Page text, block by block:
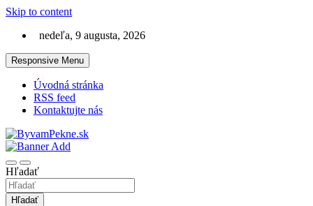
Skip to content
nedeľa, 9 augusta, 2026
Responsive Menu
Úvodná stránka
RSS feed
Kontaktujte nás
ByvamPekne.sk
Hľadať
Hľadať